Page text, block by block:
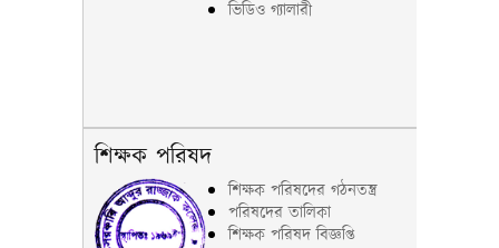
ভিডিও গ্যালারী
শিক্ষক পরিষদ
শিক্ষক পরিষদের গঠনতন্ত্র
পরিষদের তালিকা
শিক্ষক পরিষদ বিজ্ঞপ্তি